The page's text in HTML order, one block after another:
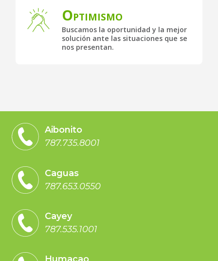
OPTIMISMO
Buscamos la oportunidad y la mejor
solución ante las situaciones que se
nos presentan.
Aibonito
787.735.8001
Caguas
787.653.0550
Cayey
787.535.1001